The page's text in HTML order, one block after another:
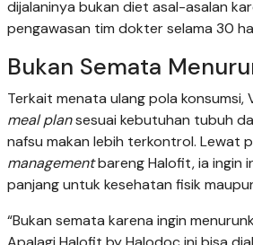
dijalaninya bukan diet asal-asalan
pengawasan tim dokter selama 30
Bukan Semata
Terkait menata ulang pola konsumsi,
meal plansesuai kebutuhan tubuh
nafsu makan lebih terkontrol. Lewat
managementbareng Halofit, ia ingin
panjang untuk kesehatan fisik
“Bukan semata karena ingin